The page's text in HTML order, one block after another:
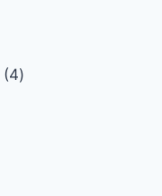
44